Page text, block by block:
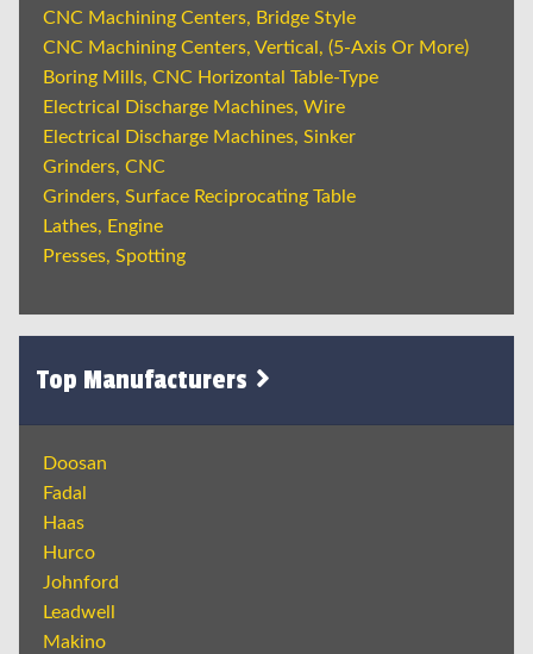
CNC Machining Centers, Bridge Style
CNC Machining Centers, Vertical, (5-Axis Or More)
Boring Mills, CNC Horizontal Table-Type
Electrical Discharge Machines, Wire
Electrical Discharge Machines, Sinker
Grinders, CNC
Grinders, Surface Reciprocating Table
Lathes, Engine
Presses, Spotting
Top Manufacturers
Doosan
Fadal
Haas
Hurco
Johnford
Leadwell
Makino